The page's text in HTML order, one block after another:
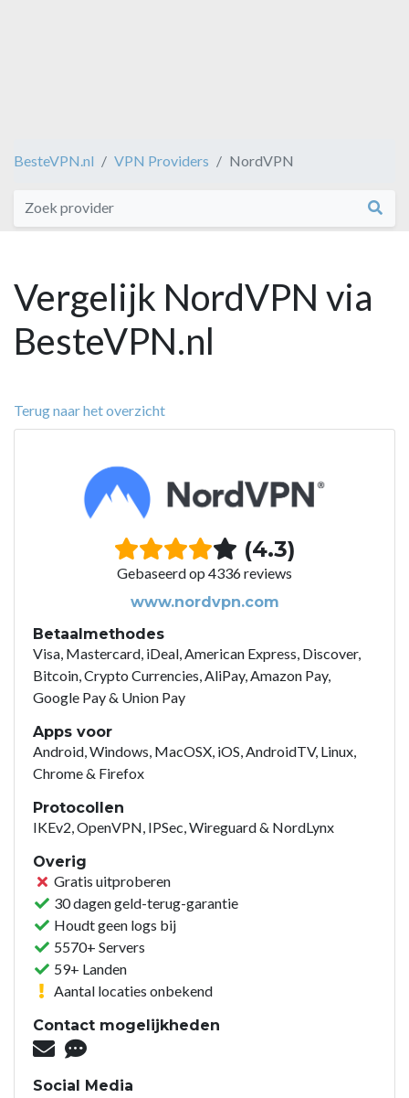
BesteVPN.nl VPN Providers NordVPN
Vergelijk NordVPN via
BesteVPN.nl
Terug naar het overzicht
(4.3)
Gebaseerd op 4336 reviews
www.nordvpn.com
Betaalmethodes
Visa, Mastercard, iDeal, American Express, Discover,
Bitcoin, Crypto Currencies, AliPay, Amazon Pay,
Google Pay & Union Pay
Apps voor
Android, Windows, MacOSX, iOS, AndroidTV, Linux,
Chrome & Firefox
Protocollen
IKEv2, OpenVPN, IPSec, Wireguard & NordLynx
Overig
Gratis uitproberen
30 dagen geld-terug-garantie
Houdt geen logs bij
5570+ Servers
59+ Landen
Aantal locaties onbekend
Contact mogelijkheden
Social Media